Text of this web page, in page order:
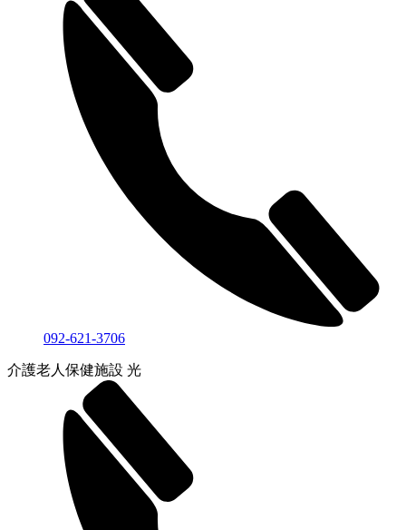
092-621-3706
介護老人保健施設 光